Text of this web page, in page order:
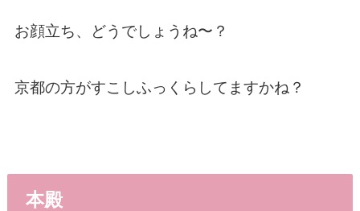
お顔立ち、どうでしょうね〜？
京都の方がすこしふっくらしてますかね？
本殿